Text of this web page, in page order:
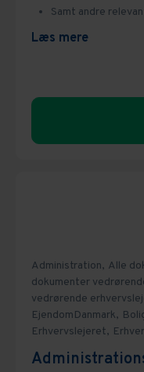
Omdannelse
Samt andre
Læs mere
Administration, Alle
dokumenter
vedrørende
EjendomDanmark,
Erhvervslejeret,